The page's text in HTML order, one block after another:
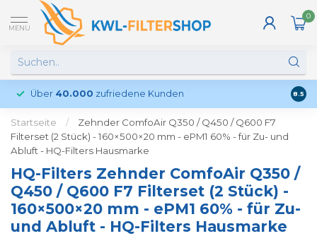
MENU
0
Über 40.000 zufriedene Kunden 8.5
Startseite /
Zehnder ComfoAir Q350 / Q450 / Q600 F7
Filterset (2 Stück) - 160×500×20 mm - ePM1 60% - für Zu- und
Abluft - HQ-Filters Hausmarke
HQ-Filters Zehnder ComfoAir Q350 /
Q450 / Q600 F7 Filterset (2 Stück) -
160×500×20 mm - ePM1 60% - für Zu-
und Abluft - HQ-Filters Hausmarke